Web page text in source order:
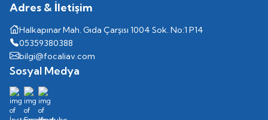
Adres & İletişim
Halkapınar Mah. Gıda Çarşısı 1004 Sok. No:1 P14
05359380388
bilgi@focaliav.com
Sosyal Medya